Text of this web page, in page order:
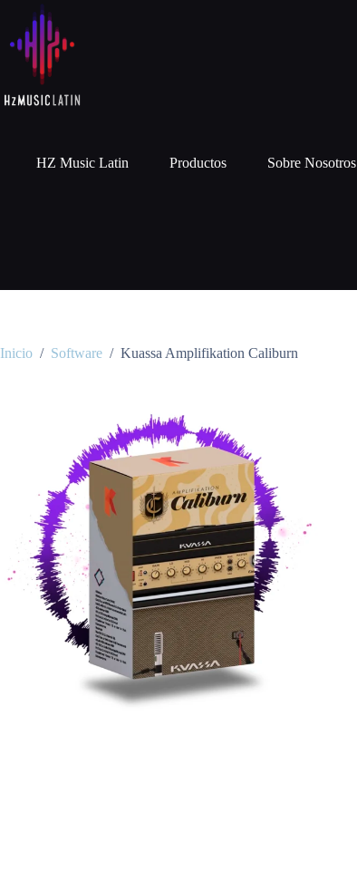
HZ Music Latin Productos Sobre Nosotros
Inicio / Software / Kuassa Amplifikation Caliburn